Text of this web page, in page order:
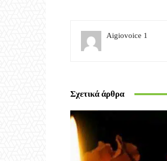
ΑΙΓΙΟ: Κηδεύεται το
Αυγούστου η
Ψαρράκου